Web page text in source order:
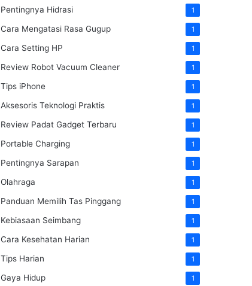
Pentingnya Hidrasi 1
Cara Mengatasi Rasa Gugup 1
Cara Setting HP 1
Review Robot Vacuum Cleaner 1
Tips iPhone 1
Aksesoris Teknologi Praktis 1
Review Padat Gadget Terbaru 1
Portable Charging 1
Pentingnya Sarapan 1
Olahraga 1
Panduan Memilih Tas Pinggang 1
Kebiasaan Seimbang 1
Cara Kesehatan Harian 1
Tips Harian 1
Gaya Hidup 1